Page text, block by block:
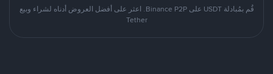
قُم بمُبادلة USDT على Binance P2P. اعثر على أفضل العروض أدناه لشراء وبيع
Tether